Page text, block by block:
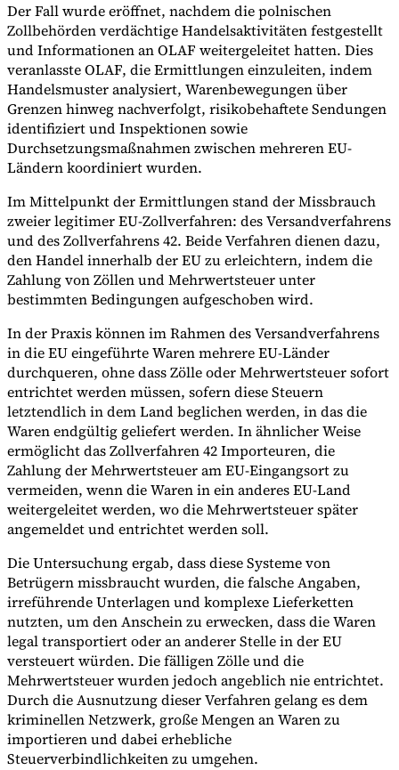
Experts
Unsere AutorenBeitragender werdenWählen Sie einen Experten
Der Fall wurde eröffnet, nachdem die polnischen
Zollbehörden verdächtige Handelsaktivitäten festgestellt
und Informationen an OLAF weitergeleitet hatten. Dies
veranlasste OLAF, die Ermittlungen einzuleiten, indem
Handelsmuster analysiert, Warenbewegungen über
Grenzen hinweg nachverfolgt, risikobehaftete Sendungen
identifiziert und Inspektionen sowie
Durchsetzungsmaßnahmen zwischen mehreren EU-
Ländern koordiniert wurden.
Im Mittelpunkt der Ermittlungen stand der Missbrauch
zweier legitimer EU-Zollverfahren: des Versandverfahrens
und des Zollverfahrens 42. Beide Verfahren dienen dazu,
den Handel innerhalb der EU zu erleichtern, indem die
Zahlung von Zöllen und Mehrwertsteuer unter
bestimmten Bedingungen aufgeschoben wird.
In der Praxis können im Rahmen des Versandverfahrens
in die EU eingeführte Waren mehrere EU-Länder
durchqueren, ohne dass Zölle oder Mehrwertsteuer sofort
entrichtet werden müssen, sofern diese Steuern
letztendlich in dem Land beglichen werden, in das die
Waren endgültig geliefert werden. In ähnlicher Weise
ermöglicht das Zollverfahren 42 Importeuren, die
Zahlung der Mehrwertsteuer am EU-Eingangsort zu
vermeiden, wenn die Waren in ein anderes EU-Land
weitergeleitet werden, wo die Mehrwertsteuer später
angemeldet und entrichtet werden soll.
Die Untersuchung ergab, dass diese Systeme von
Betrügern missbraucht wurden, die falsche Angaben,
irreführende Unterlagen und komplexe Lieferketten
nutzten, um den Anschein zu erwecken, dass die Waren
legal transportiert oder an anderer Stelle in der EU
versteuert würden. Die fälligen Zölle und die
Mehrwertsteuer wurden jedoch angeblich nie entrichtet.
Durch die Ausnutzung dieser Verfahren gelang es dem
kriminellen Netzwerk, große Mengen an Waren zu
importieren und dabei erhebliche
Steuerverbindlichkeiten zu umgehen.